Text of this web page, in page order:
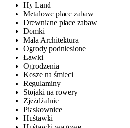
Hy Land
Metalowe place zabaw
Drewniane place zabaw
Domki
Mała Architektura
Ogrody podniesione
Ławki
Ogrodzenia
Kosze na śmieci
Regulaminy
Stojaki na rowery
Zjeżdżalnie
Piaskownice
Huśtawki